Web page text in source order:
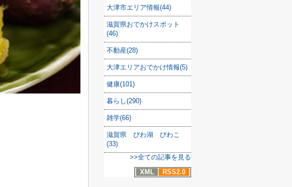
大津市エリア情報(44)
滋賀県おでかけスポット
(46)
不動産(28)
大津エリアおでかけ情報(5)
健康(101)
暮らし(290)
雑学(66)
滋賀県 びわ湖 びわこ
(33)
>>全ての記事を見る
XML
RSS2.0